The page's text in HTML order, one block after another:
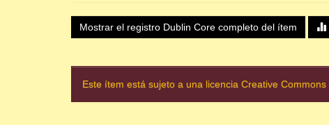
Mostrar el registro Dublin Core completo del ítem
Este ítem está sujeto a una licencia Creative Commons